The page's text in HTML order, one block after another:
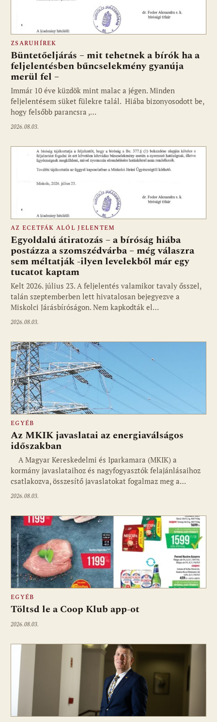
ZSARUHÍREK
Büntetőeljárás – mit tehetnek a bírók ha a
feljelentésben bűncselekmény gyanúja
merül fel –
Immár 10 éve küzdök mint malac a jégen. Minden
feljelentésem süket fülekre talál. Hiába bizonyosodott be,
hogy felsőbb parancsra ,…
2026.08.03.
AZ ECETFÁK ALÓL JELENTEM
Egyoldalú átiratozás – a bíróság hiába
postázza a szomszédvárba – még válaszra
sem méltatják -ilyen levelekből már egy
tucatot kaptam
Kelt 2026. július 23. A feljelentés valamikor tavaly ősszel,
talán szeptemberben lett hivatalosan bejegyezve a
Miskolci Járásbíróságon. Nem kapkodták el…
2026.08.03.
EGYÉB
Az MKIK javaslatai az energiaválságos
időszakban
A Magyar Kereskedelmi és Iparkamara (MKIK) a
kormány javaslataihoz és nagyfogyasztók felajánlásaihoz
csatlakozva, összesítő javaslatokat fogalmaz meg a…
2026.08.03.
EGYÉB
Töltsd le a Coop Klub app-ot
2026.08.03.